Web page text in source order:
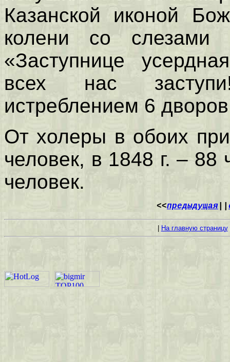
Казанской иконой
колени со слезами
«Заступнице
всех нас
истреблением 6
От холеры в обоих
человек, в 1848 г. –
человек.
<<предыдущая
На главную страницу